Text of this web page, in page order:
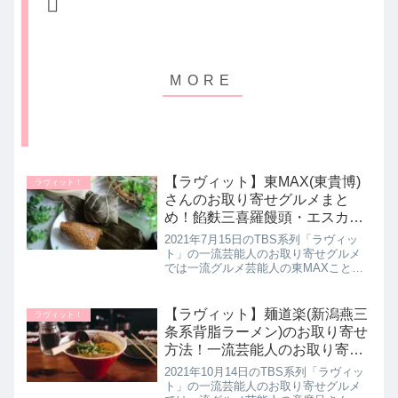
ラヴィット！
【ラヴィット】東MAX(東貴博)
さんのお取り寄せグルメまと
め！餡麩三喜羅饅頭・エスカル
ゴ・そうめん・鰻ちまき｜ラビ
ット！7月15日
2021年7月15日のTBS系列「ラヴィッ
ト」の一流芸能人のお取り寄せグルメ
では一流グルメ芸能人の東MAXこと東
せ方法や美味しさの理由を詳しく紹介
します。>>ラヴィット記事...
ラヴィット！
【ラヴィット】麺道楽(新潟燕三
条系背脂ラーメン)のお取り寄せ
方法！一流芸能人のお取り寄せ
グルメ｜ラビット！10月14日
2021年10月14日のTBS系列「ラヴィッ
ト」の一流芸能人のお取り寄せグルメ